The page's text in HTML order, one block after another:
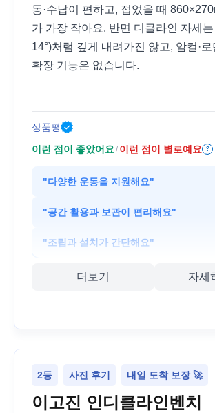
동·수납이 편하고, 접었을 때
가 가장 작아요. 반면 디클라인 자세
14°)처럼 깊게 내려가진 않고, 암컬·
확장 기능은 없습니다.
상품평
이런 점이 좋았어요/ 이런 점이 별로예요 ?
"다양한 운동을 지원해요"
"공간 활용과 보관이 편리해요"
"조립과 설치가 간단해요"
더보기 자세
2등 사진 후기 내일 도착 보장 🚀
이고진 인디클라인벤치